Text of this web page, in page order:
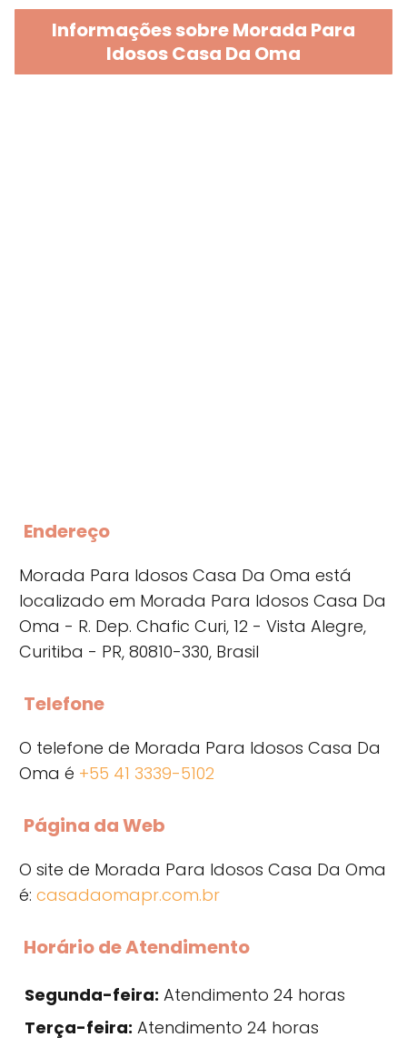
Informações sobre Morada Para
Idosos Casa Da Oma
Endereço
Morada Para Idosos Casa Da Oma está
localizado em Morada Para Idosos Casa Da
Oma - R. Dep. Chafic Curi, 12 - Vista Alegre,
Curitiba - PR, 80810-330, Brasil
Telefone
O telefone de Morada Para Idosos Casa Da
Oma é +55 41 3339-5102
Página da Web
O site de Morada Para Idosos Casa Da Oma
é: casadaomapr.com.br
Horário de Atendimento
Segunda-feira: Atendimento 24 horas
Terça-feira: Atendimento 24 horas